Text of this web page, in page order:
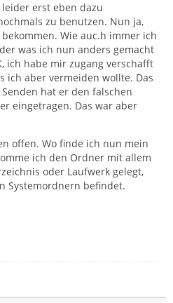
erst eben dazu
zu benutzen. Nun ja,
Wie auc.h immer ich
was ich nun anders gemacht
ich habe mir zugang verschafft
ich aber vermeiden wollte. Das
hat er den falschen
eingetragen. Das war aber
offen. Wo finde ich nun mein
ich den Ordner mit allem
oder Laufwerk gelegt,
Systemordnern befindet.